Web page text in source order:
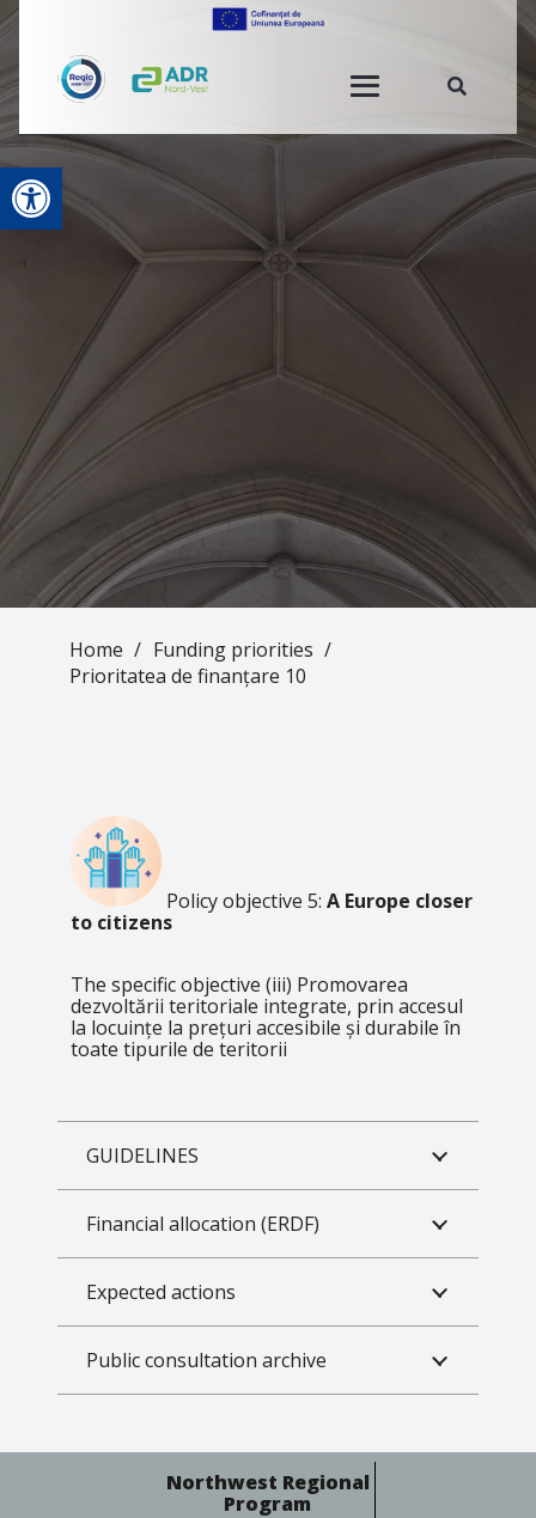
Open toolbar
Home / Funding priorities /
Prioritatea de finanțare 10
Policy objective 5: A Europe closer
to citizens
The specific objective (iii) Promovarea
dezvoltării teritoriale integrate, prin accesul
la locuințe la prețuri accesibile și durabile în
toate tipurile de teritorii
GUIDELINES
Financial allocation (ERDF)
Expected actions
Public consultation archive
Northwest Regional
Program